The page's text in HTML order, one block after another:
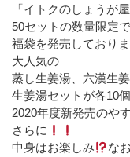
「イトクのしょうが
50セットの数量限定で
福袋を発売しており
大人気の
蒸し生姜湯、六漢生
生姜湯セットが各10個
2020年度新発売のや
さらに
中身はお楽しみ
な